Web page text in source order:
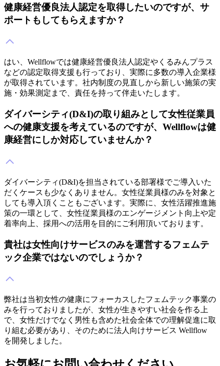
健康経営優良法人認定を取得したいのですが、サ
ポートもしてもらえますか？
はい、Wellflowでは健康経営優良法人認定やくるみんプラス
などの認定取得支援も行っており、実際に多数の導入企業様
が取得されています。社内制度の見直しから新しい施策の実
施・効果測定まで、責任を持って伴走いたします。
ダイバーシティ(D&I)の取り組みとして女性従業員
への健康支援を考えているのですが、Wellflowは健
康経営にしか対応していませんか？
ダイバーシティ(D&I)を担当されている部署様でご導入いた
だくケースも少なくありません。女性従業員様のみを対象と
しても導入頂くこともございます。実際に、女性活躍推進施
策の一環として、女性従業員様のエンゲージメント向上や定
着率向上、採用への活用を目的にご利用頂いております。
貴社は女性向けサービスのみを運営するフェムテ
ック企業ではないのでしょうか？
弊社は当初女性の健康にフォーカスしたフェムテック事業の
みを行っておりましたが、女性が生きやすい社会を作る上
で、女性だけでなく男性も含めた社会全体での理解促進に取
り組む必要があり、そのために法人向けサービス Wellflow
を開発しました。